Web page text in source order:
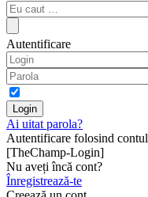
Autentificare
Ai uitat parola?
Autentificare folosind contul
[TheChamp-Login]
Nu aveți încă cont?
Înregistrează-te